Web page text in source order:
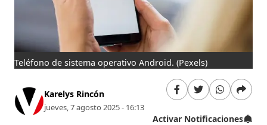
Teléfono de sistema operativo Android. (Pexels)
Karelys Rincón
jueves, 7 agosto 2025 - 16:13
Activar Notificaciones